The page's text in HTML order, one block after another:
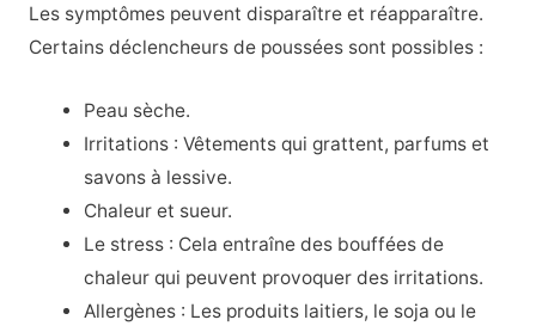
Les symptômes peuvent disparaître et réapparaître.
Certains déclencheurs de poussées sont possibles :
Peau sèche.
Irritations : Vêtements qui grattent, parfums et
savons à lessive.
Chaleur et sueur.
Le stress : Cela entraîne des bouffées de
chaleur qui peuvent provoquer des irritations.
Allergènes : Les produits laitiers, le soja ou le